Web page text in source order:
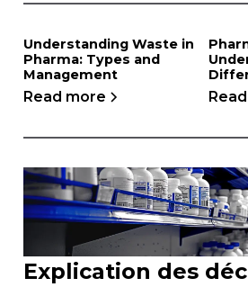
Understanding Waste in
Pharma: Types and
Management
Read more
Explication des